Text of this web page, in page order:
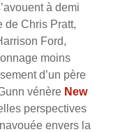
à demi
de Chris Pratt,
Ford,
moins
d’un père
vénère New
perspectives
envers la